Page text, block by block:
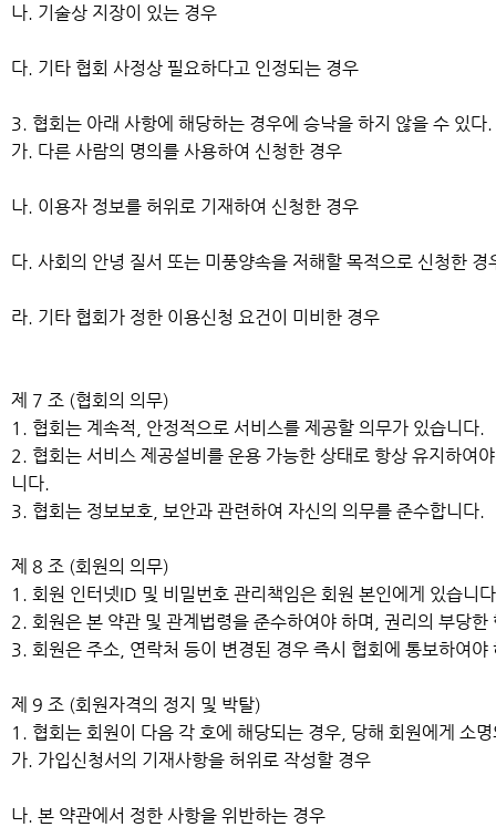
나. 기술상 지장이 있는 경우
다. 기타 협회 사정상 필요하다고 인정되는 경우
3. 협회는 아래 사항에 해당하는 경우에 승낙을 하지 않을 수 있다.
가. 다른 사람의 명의를 사용하여 신청한 경우
나. 이용자 정보를 허위로 기재하여 신청한 경우
다. 사회의 안녕 질서 또는 미풍양속을 저해할 목적으로 신청한 경
라. 기타 협회가 정한 이용신청 요건이 미비한 경우
제 7 조 (협회의 의무)
1. 협회는 계속적, 안정적으로 서비스를 제공할 의무가 있습니다.
2. 협회는 서비스 제공설비를 운용 가능한 상태로 항상 유지하여
니다.
3. 협회는 정보보호, 보안과 관련하여 자신의 의무를 준수합니다.
제 8 조 (회원의 의무)
1. 회원 인터넷ID 및 비밀번호 관리책임은 회원 본인에게 있습니
2. 회원은 본 약관 및 관계법령을 준수하여야 하며, 권리의 부당
3. 회원은 주소, 연락처 등이 변경된 경우 즉시 협회에 통보하여
제 9 조 (회원자격의 정지 및 박탈)
1. 협회는 회원이 다음 각 호에 해당되는 경우, 당해 회원에게 소
가. 가입신청서의 기재사항을 허위로 작성할 경우
나. 본 약관에서 정한 사항을 위반하는 경우